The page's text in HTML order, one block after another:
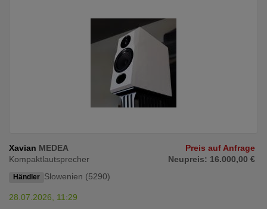
Xavian MEDEA
Kompaktlautsprecher
Händler Slowenien (5290)
Preis auf Anfrage
Neupreis: 16.000,00 €
28.07.2026, 11:29